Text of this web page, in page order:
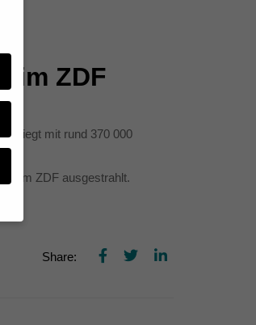
im ZDF
liegt mit rund 370 000
im ZDF ausgestrahlt.
Share: